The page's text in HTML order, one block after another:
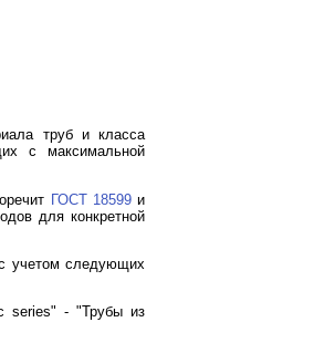
труб и класса
с максимальной
ГОСТ 18599и
для конкретной
учетом следующих
series" - "Трубы из